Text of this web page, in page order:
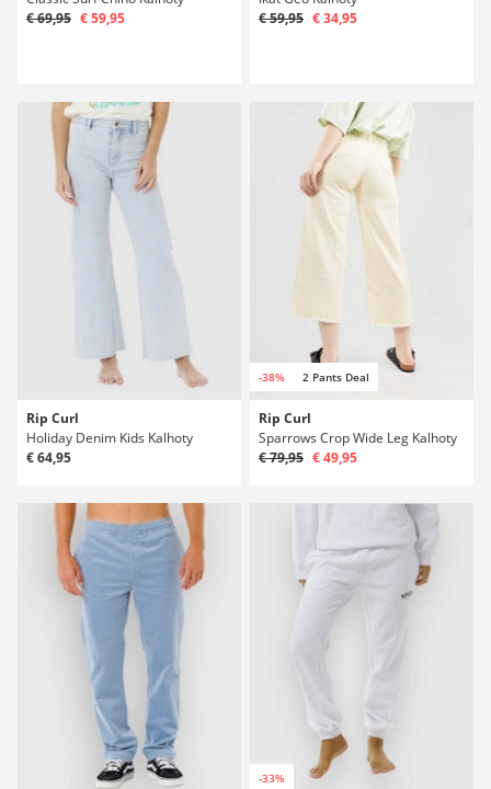
€ 69,95 € 59,95
€ 59,95 € 34,95
Rip Curl
Holiday Denim Kids Kalhoty
€ 64,95
-38% 2 Pants Deal
Rip Curl
Sparrows Crop Wide Leg Kalhoty
€ 79,95 € 49,95
-33%